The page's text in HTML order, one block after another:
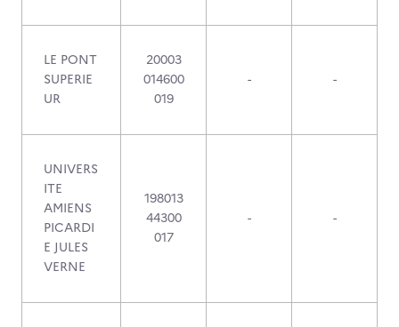
LE PONT
SUPERIE
UR
20003
014600
019
- -
UNIVERS
ITE
AMIENS
PICARDI
E JULES
VERNE
198013
44300
017
- -